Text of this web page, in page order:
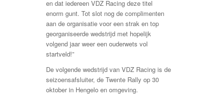
en dat iedereen VDZ Racing deze titel
enorm gunt. Tot slot nog de complimenten
aan de organisatie voor een strak en top
georganiseerde wedstrijd met hopelijk
volgend jaar weer een ouderwets vol
startveld!”
De volgende wedstrijd van VDZ Racing is de
seizoensafsluiter, de Twente Rally op 30
oktober in Hengelo en omgeving.